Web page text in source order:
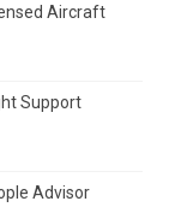
Aircraft
Support
Advisor